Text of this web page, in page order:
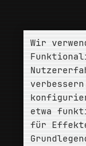
Wir
etwa
für